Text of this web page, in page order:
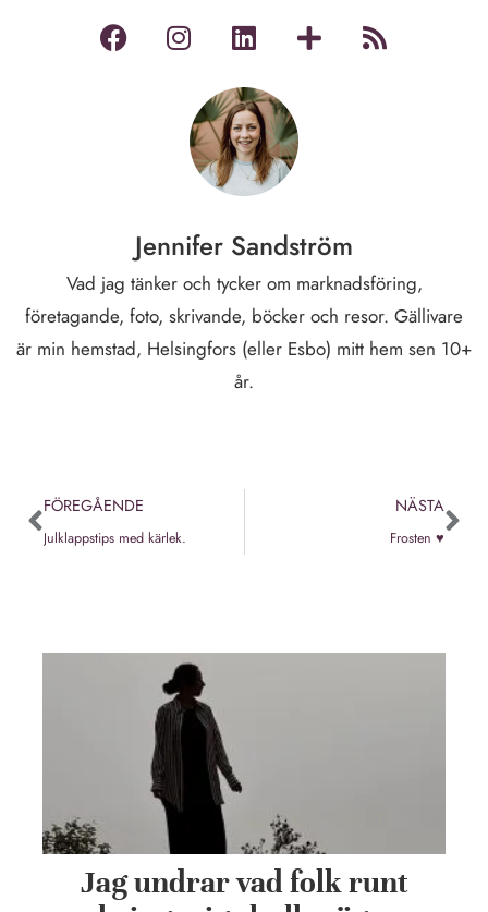
Jennifer Sandström
Vad jag tänker och tycker om marknadsföring,
företagande, foto, skrivande, böcker och resor. Gällivare
är min hemstad, Helsingfors (eller Esbo) mitt hem sen 10+
år.
FÖREGÅENDE
Julklappstips med kärlek.
NÄSTA
Frosten ♥
Jag undrar vad folk runt